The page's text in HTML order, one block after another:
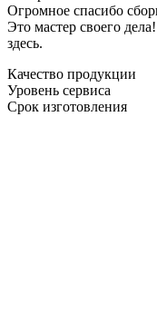
Огромное спасибо
Это мастер своего
здесь.
Качество продукции
Уровень сервиса
Срок изготовления